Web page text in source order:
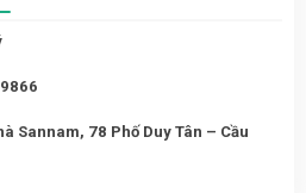
Sannam, 78 Phố Duy Tân – Cầu